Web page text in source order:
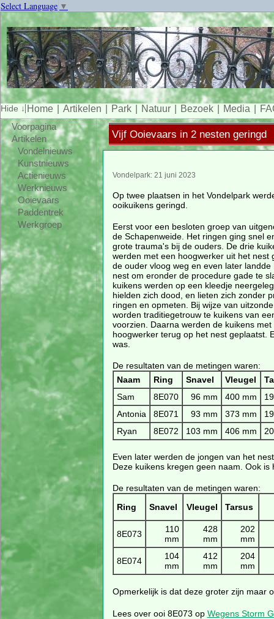
Select Language ▼
Home Artikelen Park Natuur Bezoek Media
Voorpagina
Artikelen
Vondelnieuws
Kunstnieuws
Actienieuws
Werknieuws
Ooievaars
Paddentrek
Werkgroep
Vijf Ooievaars in 2 nesten geringd
Vondelpark: 21 juni 2023
Op twee plaatsen in het Vondelpark
ooikuikens geringd.
Eerst voor een besloten groep van
de Schapenweide. Het ringen ging snel
grote trauma's bij de ouders. De drie
werden met een hoogwerker uit het nest
de ouder vloog weg en even later landde
nest om eronder de procedure gade te
kuikens werden op een kleedje
hielden zich dood, en lieten zich zonder
ringen en opmeten. Bij wijze van
worden traditiegetrouw te kuikens van
voorzien. Daarna werden de kuikens met
hoogwerker terug op het nest geplaatst.
was.
De resultaten van de metingen waren:
Naam
Ring Snavel Vleugel
Sam
8E070 96 mm 400 mm
Antonia
8E071 93 mm 373 mm
Ryan
8E072 103 mm 406 mm
Even later werden de jongen van het
Deze kuikens kregen geen naam. Ook
De resultaten van de metingen waren:
Ring
Snavel Vleugel Tarsus
8E073
110
mm
428
mm
202
mm
8E074
104
mm
412
mm
204
mm
Opmerkelijk is dat deze groter zijn maar
Lees over ooi 8E073 op Wegens Storm